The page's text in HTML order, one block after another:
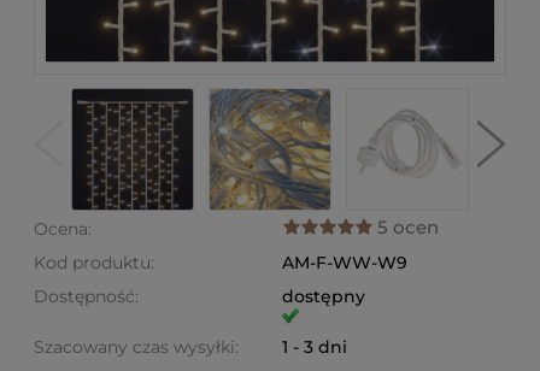
Ocena: 5 ocen
Kod produktu:
AM-F-WW-W9
Dostępność:
dostępny
Szacowany czas wysyłki: 1 - 3 dni